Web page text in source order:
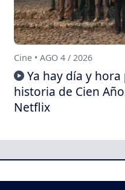
Cine • AGO 4 / 2026
Ya hay día y
historia de Cien
Netflix